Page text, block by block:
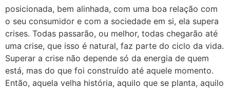
posicionada, bem alinhada, com uma boa relação com
o seu consumidor e com a sociedade em si, ela supera
crises. Todas passarão, ou melhor, todas chegarão até
uma crise, que isso é natural, faz parte do ciclo da vida.
Superar a crise não depende só da energia de quem
está, mas do que foi construído até aquele momento.
Então, aquela velha história, aquilo que se planta, aquilo